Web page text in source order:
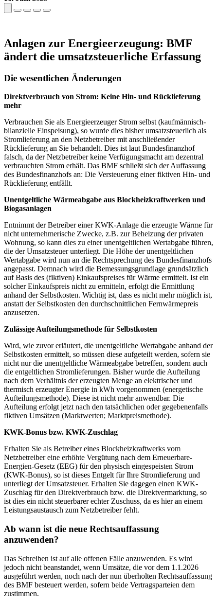
Anlagen zur Energieerzeugung: BMF
ändert die umsatzsteuerliche Erfassung
Die wesentlichen Änderungen
Direktverbrauch von Strom: Keine Hin- und Rücklieferung
mehr
Verbrauchen Sie als Energieerzeuger Strom selbst (kaufmännisch-
bilanzielle Einspeisung), so wurde dies bisher umsatzsteuerlich als
Stromlieferung an den Netzbetreiber mit anschließender
Rücklieferung an Sie behandelt. Dies ist laut Bundesfinanzhof
falsch, da der Netzbetreiber keine Verfügungsmacht am dezentral
verbrauchten Strom erhält. Das BMF schließt sich der Auffassung
des Bundesfinanzhofs an: Die Versteuerung einer fiktiven Hin- und
Rücklieferung entfällt.
Unentgeltliche Wärmeabgabe aus Blockheizkraftwerken und
Biogasanlagen
Entnimmt der Betreiber einer KWK-Anlage die erzeugte Wärme für
nicht unternehmerische Zwecke, z.B. zur Beheizung der privaten
Wohnung, so kann dies zu einer unentgeltlichen Wertabgabe führen,
die der Umsatzsteuer unterliegt. Die Höhe der unentgeltlichen
Wertabgabe wird nun an die Rechtsprechung des Bundesfinanzhofs
angepasst. Demnach wird die Bemessungsgrundlage grundsätzlich
auf Basis des (fiktiven) Einkaufspreises für Wärme ermittelt. Ist ein
solcher Einkaufspreis nicht zu ermitteln, erfolgt die Ermittlung
anhand der Selbstkosten. Wichtig ist, dass es nicht mehr möglich ist,
anstatt der Selbstkosten den durchschnittlichen Fernwärmepreis
anzusetzen.
Zulässige Aufteilungsmethode für Selbstkosten
Wird, wie zuvor erläutert, die unentgeltliche Wertabgabe anhand der
Selbstkosten ermittelt, so müssen diese aufgeteilt werden, sofern sie
nicht nur die unentgeltliche Wärmeabgabe betreffen, sondern auch
die entgeltlichen Stromlieferungen. Bisher wurde die Aufteilung
nach dem Verhältnis der erzeugten Menge an elektrischer und
thermisch erzeugter Energie in kWh vorgenommen (energetische
Aufteilungsmethode). Diese ist nicht mehr anwendbar. Die
Aufteilung erfolgt jetzt nach den tatsächlichen oder gegebenenfalls
fiktiven Umsätzen (Marktwerten; Marktpreismethode).
KWK-Bonus bzw. KWK-Zuschlag
Erhalten Sie als Betreiber eines Blockheizkraftwerks vom
Netzbetreiber eine erhöhte Vergütung nach dem Erneuerbare-
Energien-Gesetz (EEG) für den physisch eingespeisten Strom
(KWK-Bonus), so ist dieses Entgelt für Ihre Stromlieferung und
unterliegt der Umsatzsteuer. Erhalten Sie dagegen einen KWK-
Zuschlag für den Direktverbrauch bzw. die Direktvermarktung, so
ist dies ein nicht steuerbarer echter Zuschuss, da es hier an einem
Leistungsaustausch zum Netzbetreiber fehlt.
Ab wann ist die neue Rechtsauffassung
anzuwenden?
Das Schreiben ist auf alle offenen Fälle anzuwenden. Es wird
jedoch nicht beanstandet, wenn Umsätze, die vor dem 1.1.2026
ausgeführt werden, noch nach der nun überholten Rechtsauffassung
des BMF besteuert werden, sofern beide Vertragsparteien dem
zustimmen.